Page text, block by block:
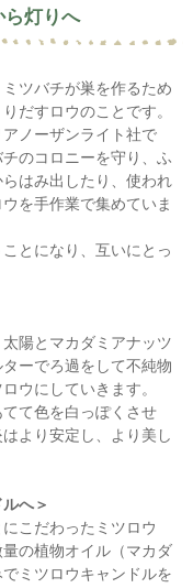
ら灯りへ
ツバチが巣を作るため
だすロウのことです。
ノーザンライト社で
のコロニーを守り、ふ
はみ出したり、使われ
を手作業で集めていま
とになり、互いにとっ
陽とマカダミアナッツ
ーでろ過をして不純物
ウにしていきます。
て色を白っぽくさせ
より安定し、より美し
へ＞
こだわったミツロウ
の植物オイル（マカダ
ミツロウキャンドルを